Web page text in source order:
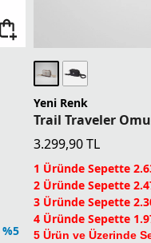
Yeni Renk
Trail Traveler
3.299,90TL
1 Üründe Sepette
2 Üründe Sepette
3 Üründe Sepette
4 Üründe Sepette
5 Ürün ve Üzerinde